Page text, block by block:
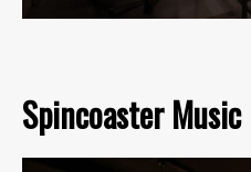
Spincoaster